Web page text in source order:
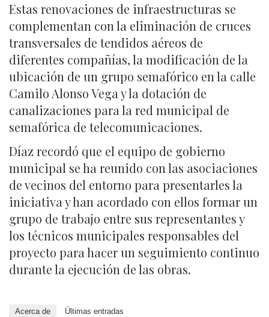
Estas renovaciones de infraestructuras se
complementan con la eliminación de cruces
transversales de tendidos aéreos de
diferentes compañías, la modificación de la
ubicación de un grupo semafórico en la calle
Camilo Alonso Vega y la dotación de
canalizaciones para la red municipal de
semafórica de telecomunicaciones.
Díaz recordó que el equipo de gobierno
municipal se ha reunido con las asociaciones
de vecinos del entorno para presentarles la
iniciativa y han acordado con ellos formar un
grupo de trabajo entre sus representantes y
los técnicos municipales responsables del
proyecto para hacer un seguimiento continuo
durante la ejecución de las obras.
Acerca de Últimas entradas